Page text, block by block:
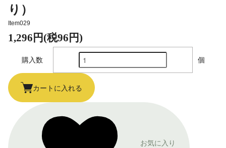
り）
Item029
1,296円(税96円)
購入数 個
カートに入れる
お気に入り